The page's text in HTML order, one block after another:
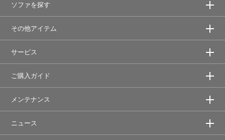
ソファを探す
その他アイテム
サービス
ご購入ガイド
メンテナンス
ニュース